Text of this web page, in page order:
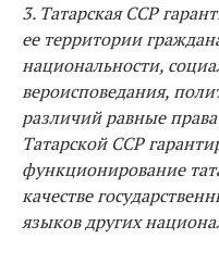
3. Татарская ССР
ее территории
национальности,
вероисповедания,
различий равные
Татарской ССР
функционирование
качестве
языков других